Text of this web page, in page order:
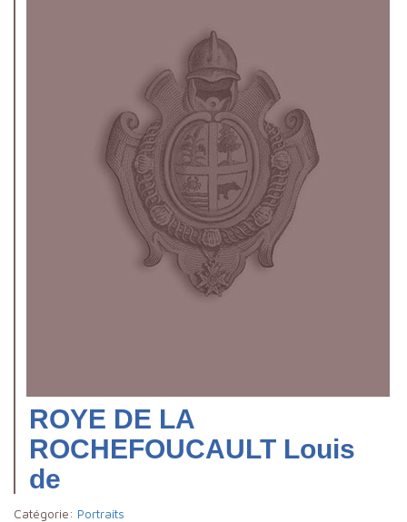
ROYE DE LA
ROCHEFOUCAULT Louis
de
Catégorie: Portraits